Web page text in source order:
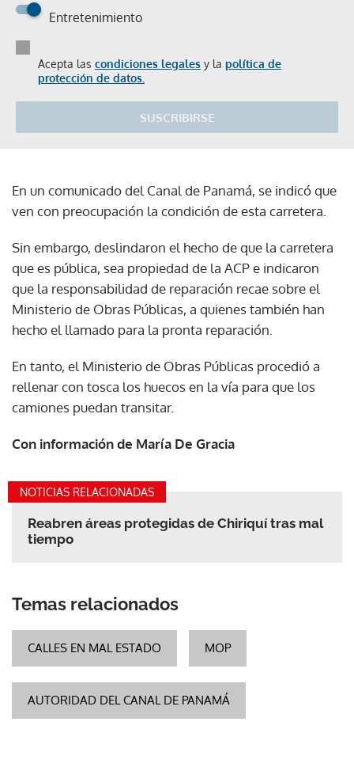
Entretenimiento
Acepta las condiciones legales y la política de
protección de datos.
SUSCRIBIRSE
En un comunicado del Canal de Panamá, se indicó que
ven con preocupación la condición de esta carretera.
Sin embargo, deslindaron el hecho de que la carretera
que es pública, sea propiedad de la ACP e indicaron
que la responsabilidad de reparación recae sobre el
Ministerio de Obras Públicas, a quienes también han
hecho el llamado para la pronta reparación.
En tanto, el Ministerio de Obras Públicas procedió a
rellenar con tosca los huecos en la vía para que los
camiones puedan transitar.
Con información de María De Gracia
NOTICIAS RELACIONADAS
Reabren áreas protegidas de Chiriquí tras mal
tiempo
Temas relacionados
CALLES EN MAL ESTADO MOP
AUTORIDAD DEL CANAL DE PANAMÁ